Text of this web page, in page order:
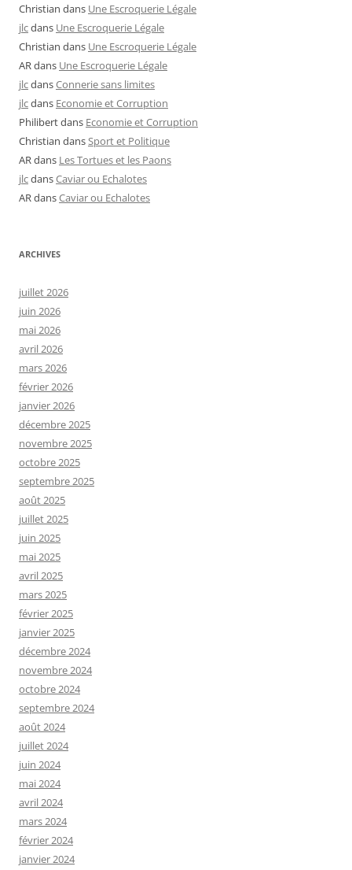
Christian dans Une Escroquerie Légale
jlcdans Une Escroquerie Légale
Christian dans Une Escroquerie Légale
ARdans Une Escroquerie Légale
jlcdansConnerie sans limites
jlcdans Economie et Corruption
Philibertdans Economie et Corruption
Christian dansSport et Politique
ARdans Les Tortues et les Paons
jlcdansCaviar ou Echalotes
ARdansCaviar ou Echalotes
ARCHIVES
juillet 2026
juin 2026
mai 2026
avril 2026
mars 2026
février 2026
janvier 2026
décembre 2025
novembre 2025
octobre 2025
septembre 2025
août 2025
juillet 2025
juin 2025
mai 2025
avril 2025
mars 2025
février 2025
janvier 2025
décembre 2024
novembre 2024
octobre 2024
septembre 2024
août 2024
juillet 2024
juin 2024
mai 2024
avril 2024
mars 2024
février 2024
janvier 2024